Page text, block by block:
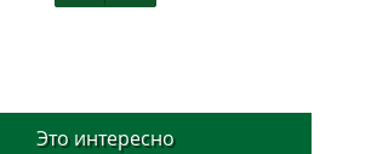
Это интересно